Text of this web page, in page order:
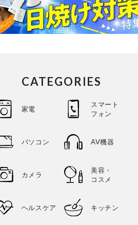
CATEGORIES
家電
スマート
フォン
パソコン AV機器
カメラ
美容・
コスメ
ヘルスケア キッチン